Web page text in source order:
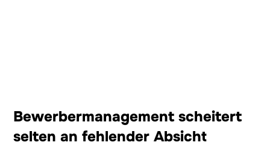
Bewerbermanagement scheitert
selten an fehlender Absicht